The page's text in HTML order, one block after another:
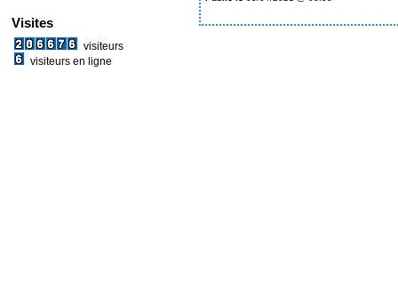
Visites
visiteurs
visiteurs en ligne